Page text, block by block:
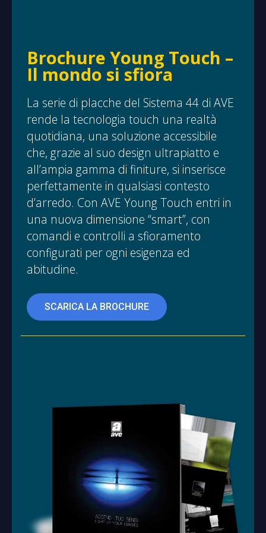
Brochure Young Touch –
Il mondo si sfiora
La serie di placche del Sistema 44 di AVE
rende la tecnologia touch una realtà
quotidiana, una soluzione accessibile
che, grazie al suo design ultrapiatto e
all’ampia gamma di finiture, si inserisce
perfettamente in qualsiasi contesto
d’arredo. Con AVE Young Touch entri in
una nuova dimensione “smart”, con
comandi e controlli a sfioramento
configurati per ogni esigenza ed
abitudine.
SCARICA LA BROCHURE